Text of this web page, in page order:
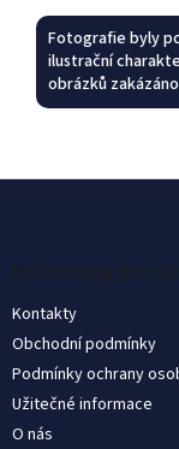
Fotografie byly
ilustrační
obrázků
Informace pro
Kontakty
Obchodní podmínky
Podmínky ochrany
Užitečné informace
O nás